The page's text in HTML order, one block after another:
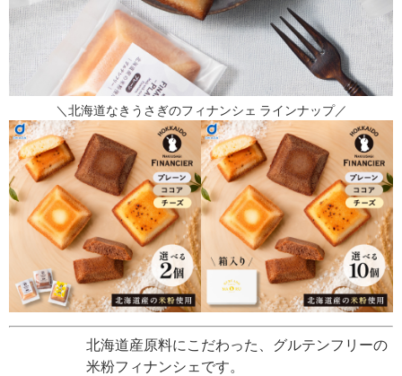
＼北海道なきうさぎのフィナンシェ ラインナップ／
北海道産原料にこだわった、グルテンフリーの
米粉フィナンシェです。